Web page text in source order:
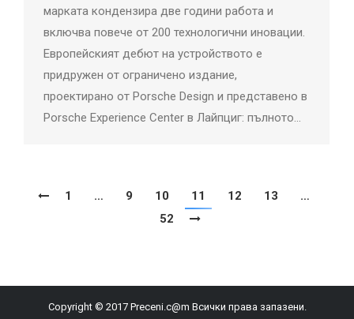
марката кондензира две години работа и
включва повече от 200 технологични иновации.
Европейският дебют на устройството е
придружен от ограничено издание,
проектирано от Porsche Design и представено в
Porsche Experience Center в Лайпциг: пълното…
1 … 9 10 11 12 13
…
52
Copyright © 2017 Preceni.c@m Всички права запазени.